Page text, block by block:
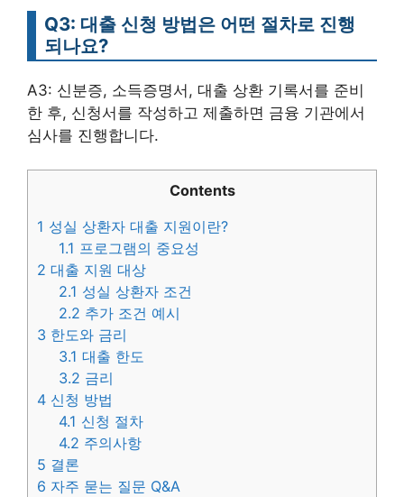
Q3: 대출 신청 방법은 어떤 절차로 진행
되나요?
A3: 신분증, 소득증명서, 대출 상환 기록서를 준비
한 후, 신청서를 작성하고 제출하면 금융 기관에서
심사를 진행합니다.
Contents
1 성실 상환자 대출 지원이란?
1.1 프로그램의 중요성
2 대출 지원 대상
2.1 성실 상환자 조건
2.2 추가 조건 예시
3 한도와 금리
3.1 대출 한도
3.2 금리
4 신청 방법
4.1 신청 절차
4.2 주의사항
5 결론
6 자주 묻는 질문 Q&A